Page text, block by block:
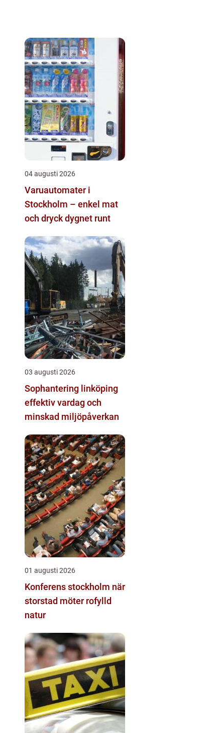
04 augusti 2026
Varuautomater i
Stockholm – enkel mat
och dryck dygnet runt
03 augusti 2026
Sophantering linköping
effektiv vardag och
minskad miljöpåverkan
01 augusti 2026
Konferens stockholm när
storstad möter rofylld
natur